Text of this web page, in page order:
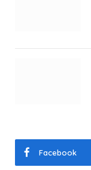
Facebook